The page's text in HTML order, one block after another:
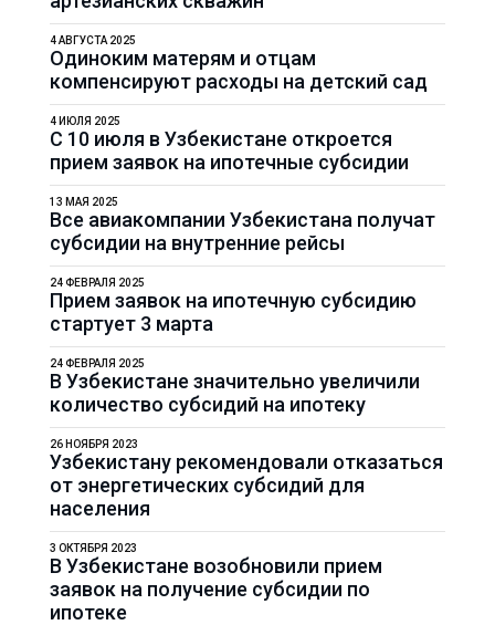
Одиноким матерям и отцам
компенсируют расходы на детский сад
4 АВГУСТА 2025
С 10 июля в Узбекистане откроется
прием заявок на ипотечные субсидии
4 ИЮЛЯ 2025
Все авиакомпании Узбекистана получат
субсидии на внутренние рейсы
13 МАЯ 2025
Прием заявок на ипотечную субсидию
стартует 3 марта
24 ФЕВРАЛЯ 2025
В Узбекистане значительно увеличили
количество субсидий на ипотеку
24 ФЕВРАЛЯ 2025
Узбекистану рекомендовали отказаться
от энергетических субсидий для
населения
26 НОЯБРЯ 2023
В Узбекистане возобновили прием
заявок на получение субсидии по
ипотеке
3 ОКТЯБРЯ 2023